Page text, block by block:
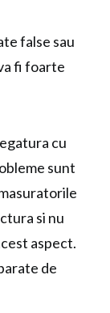
false sau
fi foarte
cu
sunt
si nu
aspect.
de